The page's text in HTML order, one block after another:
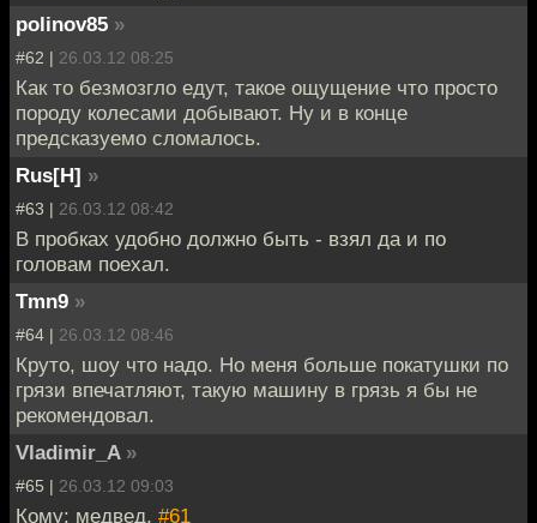
polinov85 »
#62 | 26.03.12 08:25
Как то безмозгло едут, такое ощущение что просто
породу колесами добывают. Ну и в конце
предсказуемо сломалось.
Rus[H] »
#63 | 26.03.12 08:42
В пробках удобно должно быть - взял да и по
головам поехал.
Tmn9 »
#64 | 26.03.12 08:46
Круто, шоу что надо. Но меня больше покатушки по
грязи впечатляют, такую машину в грязь я бы не
рекомендовал.
Vladimir_A »
#65 | 26.03.12 09:03
Кому: медвед, #61